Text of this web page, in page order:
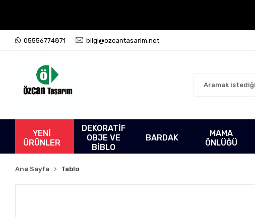
05556774871 bilgi@ozcantasarim.net
YENİ
ÜRÜNLER
DEKORATİF
OBJE VE
BİBLO
BARDAK
MAMA
ÖNLÜĞÜ
Ana Sayfa Tablo